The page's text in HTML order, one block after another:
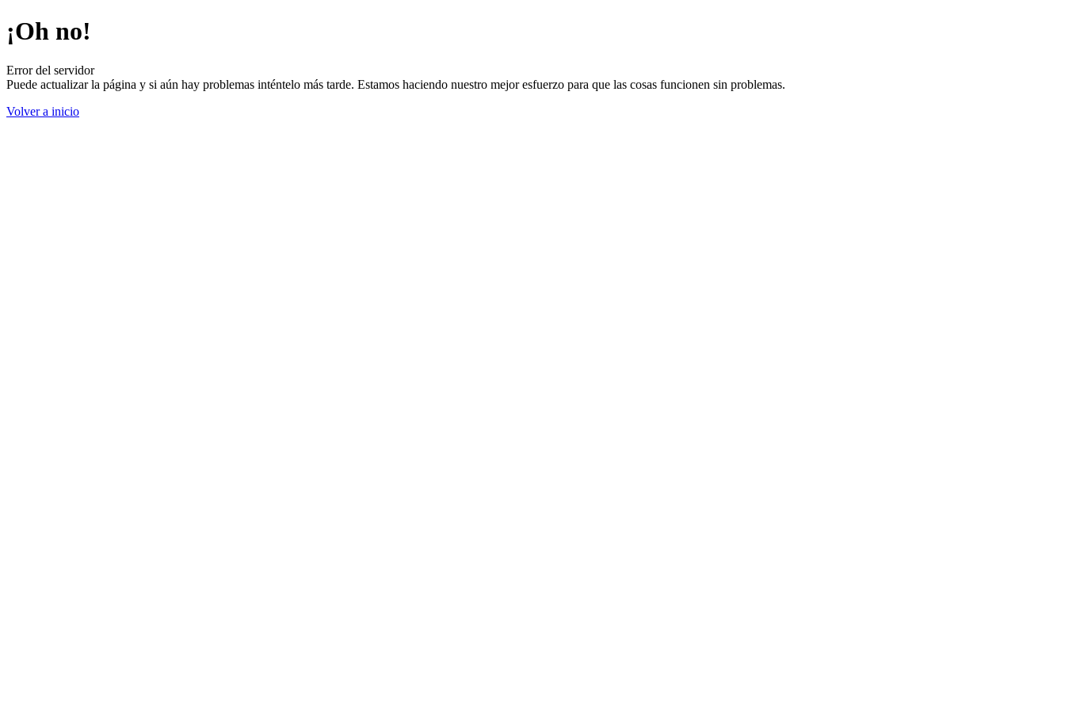
¡Oh no!
Error del servidor
Puede actualizar la página y si aún hay problemas inténtelo más tarde. Estamos haciendo nuestro mejor esfuerzo para que las cosas funcionen sin problemas.
Volver a inicio